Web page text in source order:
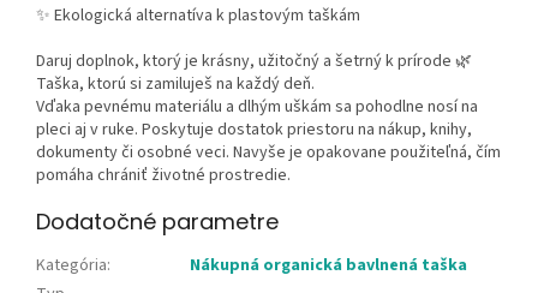
✨ Ekologická alternatíva k plastovým taškám
Daruj doplnok, ktorý je krásny, užitočný a šetrný k prírode 🌿
Taška, ktorú si zamiluješ na každý deň.
Vďaka pevnému materiálu a dlhým uškám sa pohodlne nosí na
pleci aj v ruke. Poskytuje dostatok priestoru na nákup, knihy,
dokumenty či osobné veci. Navyše je opakovane použiteľná, čím
pomáha chrániť životné prostredie.
Dodatočné parametre
Kategória:
Nákupná organická bavlnená taška